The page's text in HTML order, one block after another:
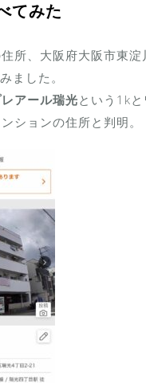
てみた
所、大阪府大阪市東
ました。
アール瑞光という1k
ションの住所と判明。